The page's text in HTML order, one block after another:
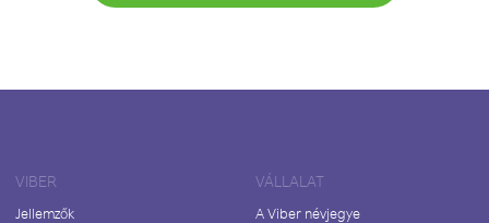
VIBER
Jellemzők
VÁLLALAT
A Viber névjegye